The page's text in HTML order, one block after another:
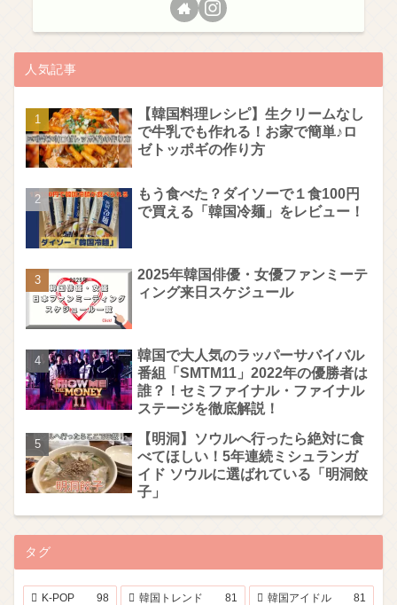
人気記事
【韓国料理レシピ】生クリームなし
で牛乳でも作れる！お家で簡単♪ロ
ゼトッポギの作り方
もう食べた？ダイソーで１食100円
で買える「韓国冷麺」をレビュー！
2025年韓国俳優・女優ファンミーテ
ィング来日スケジュール
韓国で大人気のラッパーサバイバル
番組「SMTM11」2022年の優勝者は
誰？！セミファイナル・ファイナル
ステージを徹底解説！
【明洞】ソウルへ行ったら絶対に食
べてほしい！5年連続ミシュランガ
イド ソウルに選ばれている「明洞餃
子」
タグ
K-POP 98 韓国トレンド 81 韓国アイドル 81